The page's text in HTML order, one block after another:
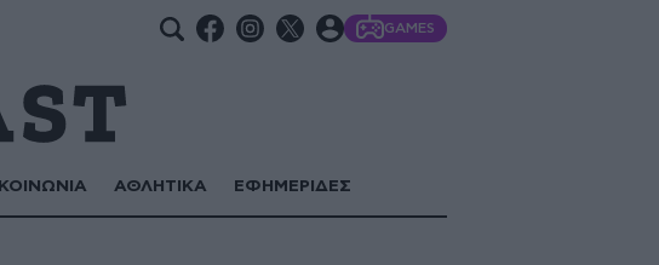
GAMES
ΚΟΙΝΩΝΙΑ ΑΘΛΗΤΙΚΑ ΕΦΗΜΕΡΙΔΕΣ